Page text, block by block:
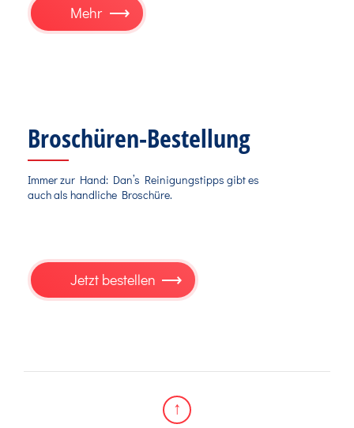
Mehr
Broschüren-Bestellung
Immer zur Hand: Dan’s Reinigungstipps gibt es
auch als handliche Broschüre.
Jetzt bestellen